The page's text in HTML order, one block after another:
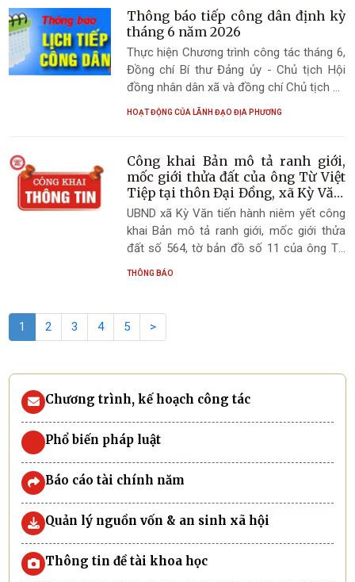
Thông báo tiếp công dân định kỳ
tháng 6 năm 2026
Thực hiện Chương trình công tác tháng 6,
Đồng chí Bí thư Đảng ủy - Chủ tịch Hội
đồng nhân dân xã và đồng chí Chủ tịch Ủy
ban nhân dân xã tổ chức tiếp công dân
HOẠT ĐỘNG CỦA LÃNH ĐẠO ĐỊA PHƯƠNG
Công khai Bản mô tả ranh giới,
mốc giới thửa đất của ông Từ Việt
Tiệp tại thôn Đại Đồng, xã Kỳ Văn,
tỉnh Hà Tĩnh
UBND xã Kỳ Văn tiến hành niêm yết công
khai Bản mô tả ranh giới, mốc giới thửa
đất số 564, tờ bản đồ số 11 của ông Từ
Việt Tiệp trong thời hạn 15 ngày kể từ
Đồng
THÔNG BÁO
1 2 3 4 5 >
Chương trình, kế hoạch công tác
Phổ biến pháp luật
Báo cáo tài chính năm
Quản lý nguồn vốn & an sinh xã hội
Thông tin đề tài khoa học